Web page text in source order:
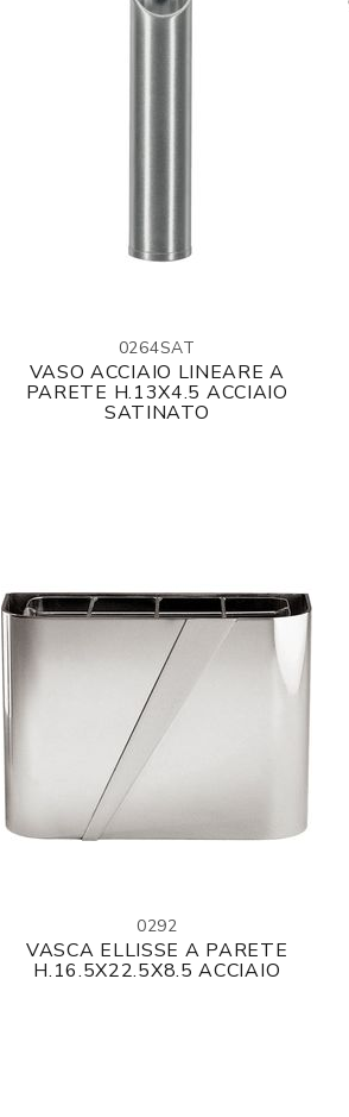
0264SAT
VASO ACCIAIO LINEARE A
PARETE H.13X4.5 ACCIAIO
SATINATO
0292
VASCA ELLISSE A PARETE
H.16.5X22.5X8.5 ACCIAIO